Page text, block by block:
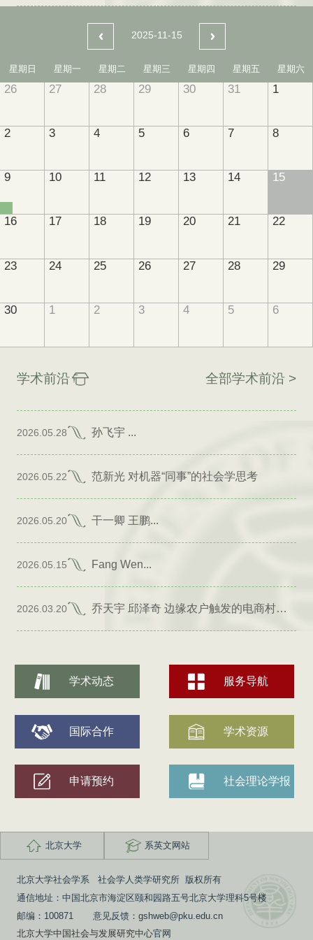
2025-11-15
星期日 星期一 星期二 星期三 星期四 星期五 星期六
26 27 28 29 30 31 1
2 3 4 5 6 7 8
9 10 11 12 13 14 15
16 17 18 19 20 21 22
23 24 25 26 27 28 29
30 1 2 3 4 5 6
学术前沿 全部学术前沿 >
2026.05.28 孙飞宇 ...
2026.05.22 范新光 对机器“同事”的社会学思考
2026.05.20 干一卿 王鹏...
2026.05.15 Fang Wen...
2026.03.20 乔天宇 邱泽奇 边缘农户触发的电商村形成
学术动态 服务导航
国际合作 学术资源
申请预约 社会理论学报
北京大学 系英文网站
北京大学社会学系 社会学人类学研究所 版权所有
通信地址：中国北京市海淀区颐和园路五号北京大学理科5号楼
邮编：100871 意见反馈：gshweb@pku.edu.cn
北京大学中国社会与发展研究中心官网